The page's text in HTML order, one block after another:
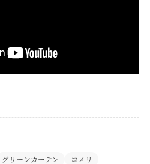
グリーンカーテン
コメリ